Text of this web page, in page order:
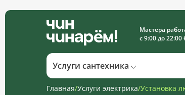
Мастера
с 9:00 до
Услуги сантехника
Главная/Услуги электрика/Установка